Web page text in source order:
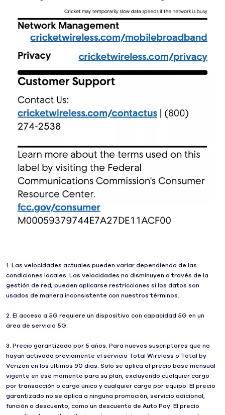
1. Las velocidades actuales pueden variar dependiendo de las
condiciones locales. Las velocidades no disminuyen a través de la
gestión de red; pueden aplicarse restricciones si los datos son
usados de manera inconsistente con nuestros términos.
2. El acceso a 5G requiere un dispositivo con capacidad 5G en un
área de servicio 5G.
3. Precio garantizado por 5 años. Para nuevos suscriptores que no
hayan activado previamente el servicio Total Wireless o Total by
Verizon en los últimos 90 días. Solo se aplica al precio base mensual
vigente en ese momento para su plan, excluyendo cualquier cargo
por transacción o cargo único y cualquier cargo por equipo. El precio
garantizado no se aplica a ninguna promoción, servicio adicional,
función o descuento, como un descuento de Auto Pay. El precio